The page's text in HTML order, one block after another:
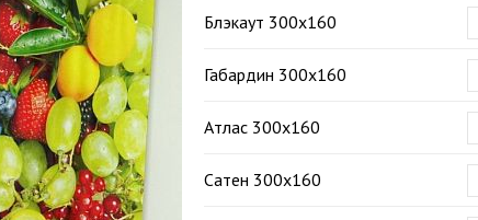
Блэкаут 300х160
Габардин 300х160
Атлас 300х160
Сатен 300х160